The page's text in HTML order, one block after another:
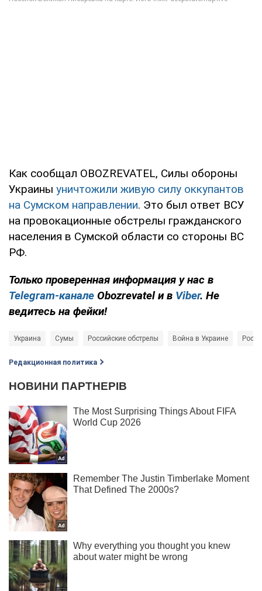
Как сообщал OBOZREVATEL, Силы обороны
Украины уничтожили живую силу оккупантов
на Сумском направлении. Это был ответ ВСУ
на провокационные обстрелы гражданского
населения в Сумской области со стороны ВС
РФ.
Только проверенная информация у нас в
Telegram-канале Obozrevatel и в Viber. Не
ведитесь на фейки!
Украина Сумы Российские обстрелы Война в Украине
Редакционная политика